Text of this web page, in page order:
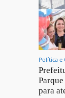
Política e
para